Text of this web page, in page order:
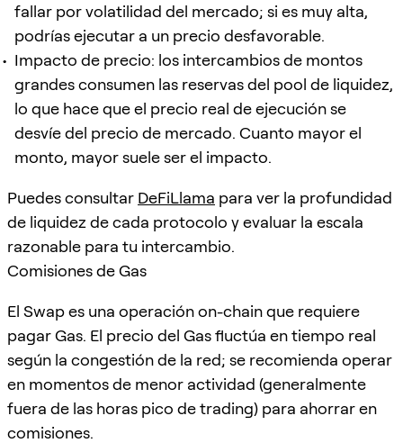
fallar por volatilidad del mercado; si es muy alta,
podrías ejecutar a un precio desfavorable.
Impacto de precio: los intercambios de montos
grandes consumen las reservas del pool de liquidez,
lo que hace que el precio real de ejecución se
desvíe del precio de mercado. Cuanto mayor el
monto, mayor suele ser el impacto.
Puedes consultar DeFiLlama para ver la profundidad
de liquidez de cada protocolo y evaluar la escala
razonable para tu intercambio.
Comisiones de Gas
El Swap es una operación on-chain que requiere
pagar Gas. El precio del Gas fluctúa en tiempo real
según la congestión de la red; se recomienda operar
en momentos de menor actividad (generalmente
fuera de las horas pico de trading) para ahorrar en
comisiones.